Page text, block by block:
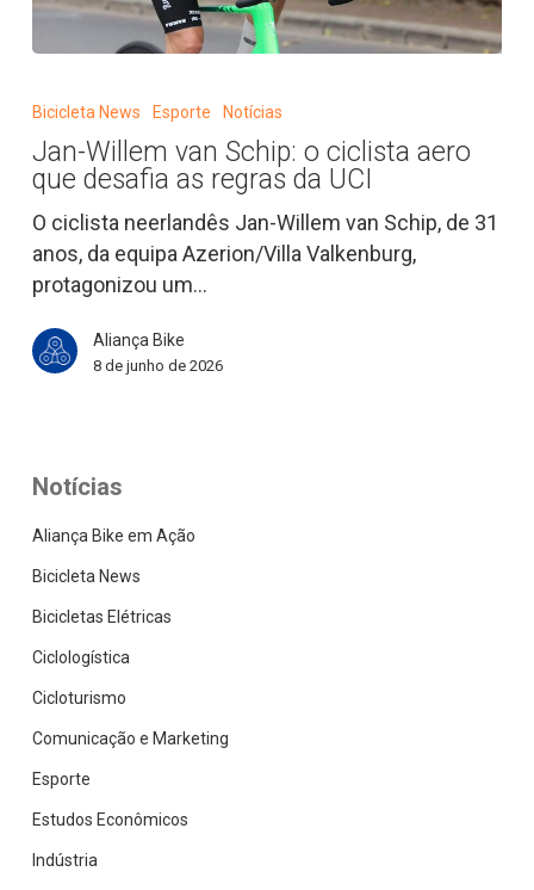
Willem
Schip:
o
ciclista
aero
que
as
regras
Bicicleta News Esporte Notícias
Jan-Willem van Schip: o ciclista aero
que desafia as regras da UCI
O ciclista neerlandês Jan-Willem van Schip, de 31
anos, da equipa Azerion/Villa Valkenburg,
protagonizou um…
Aliança Bike
8 de junho de 2026
Notícias
Aliança Bike em Ação
Bicicleta News
Bicicletas Elétricas
Ciclologística
Cicloturismo
Comunicação e Marketing
Esporte
Estudos Econômicos
Indústria